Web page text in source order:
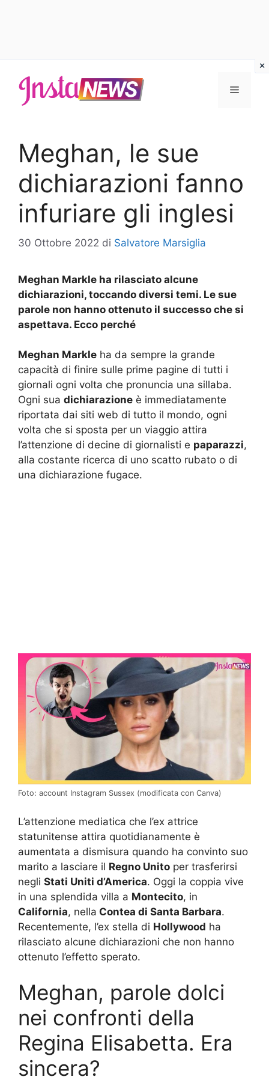
contenuto
Menu
Meghan, le sue
dichiarazioni fanno
infuriare gli inglesi
30 Ottobre 2022 di Salvatore Marsiglia
Meghan Markle ha rilasciato alcune
dichiarazioni, toccando diversi temi. Le sue
parole non hanno ottenuto il successo che si
aspettava. Ecco perché
Meghan Markle ha da sempre la grande
capacità di finire sulle prime pagine di tutti i
giornali ogni volta che pronuncia una sillaba.
Ogni sua dichiarazione è immediatamente
riportata dai siti web di tutto il mondo, ogni
volta che si sposta per un viaggio attira
l’attenzione di decine di giornalisti e paparazzi,
alla costante ricerca di uno scatto rubato o di
una dichiarazione fugace.
Foto: account Instagram Sussex (modificata con Canva)
L’attenzione mediatica che l’ex attrice
statunitense attira quotidianamente è
aumentata a dismisura quando ha convinto suo
marito a lasciare il Regno Unito per trasferirsi
negli Stati Uniti d’America. Oggi la coppia vive
in una splendida villa a Montecito, in
California, nella Contea di Santa Barbara.
Recentemente, l’ex stella di Hollywood ha
rilasciato alcune dichiarazioni che non hanno
ottenuto l’effetto sperato.
Meghan, parole dolci
nei confronti della
Regina Elisabetta. Era
sincera?